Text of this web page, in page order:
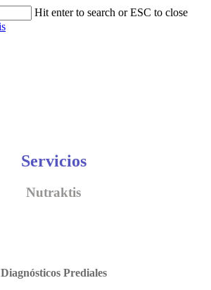
Hit enter to search or ESC to close
Servicios
Nutraktis
Diagnósticos Prediales